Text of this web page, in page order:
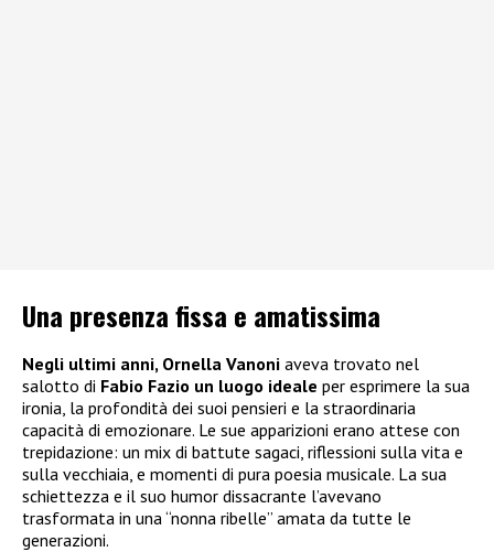
Una presenza fissa e amatissima
Negli ultimi anni, Ornella Vanoni aveva trovato nel
salotto di Fabio Fazio un luogo ideale per esprimere la sua
ironia, la profondità dei suoi pensieri e la straordinaria
capacità di emozionare. Le sue apparizioni erano attese con
trepidazione: un mix di battute sagaci, riflessioni sulla vita e
sulla vecchiaia, e momenti di pura poesia musicale. La sua
schiettezza e il suo humor dissacrante l’avevano
trasformata in una “nonna ribelle” amata da tutte le
generazioni.